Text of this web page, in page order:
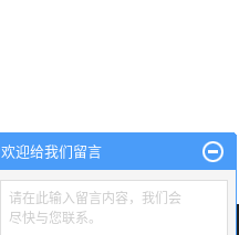
欢迎给我们留言
请在此输入留言内容，我们会
尽快与您联系。